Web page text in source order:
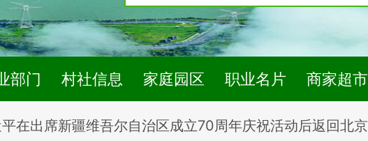
部门 村社信息 家庭园区 职业名片 商家超市
在出席新疆维吾尔自治区成立70周年庆祝活动后返回北京